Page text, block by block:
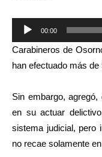
Reproductor
de
audio
00:00
Carabineros de
han efectuado más
Sin embargo,
en su actuar
sistema judicial, pero
no recae solamente